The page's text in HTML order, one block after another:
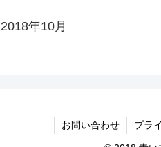
2018年10月
お問い合わせ プラ